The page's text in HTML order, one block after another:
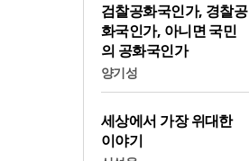
검찰공화국인가, 경찰공
화국인가, 아니면 국민
의 공화국인가
양기성
세상에서 가장 위대한
이야기